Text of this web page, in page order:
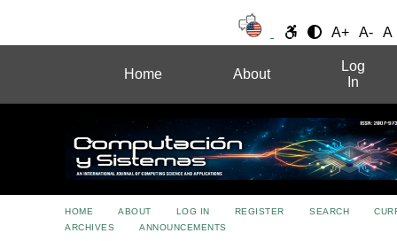
A+ A- A
Home About
Log
In
HOME ABOUT LOG IN REGISTER SEARCH
ARCHIVES
ANNOUNCEMENTS